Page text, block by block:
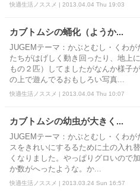
快適生活ノススメ | 2013.04.04 Thu 19:03
カブトムシの蛹化（ようか...
JUGEMテーマ：かぶとむし・くわが
たちがはげしく動き回ったり、地上
もの２匹）してましたがなんか様子
の上で遊んでるおもしろい写真...
快適生活ノススメ | 2013.04.04 Thu 10:07
カブトムシの幼虫が大きく...
JUGEMテーマ：かぶとむし・くわが
スをきれいにするるために土の入れ
くなりました。やっぱりグロいので
か数がへったような。か...
快適生活ノススメ | 2013.03.24 Sun 16:57